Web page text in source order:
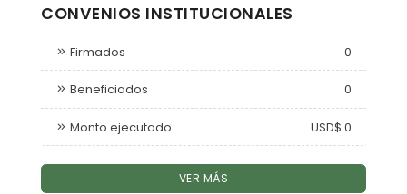
CONVENIOS INSTITUCIONALES
Firmados 0
Beneficiados 0
Monto ejecutado USD$ 0
VER MÁS